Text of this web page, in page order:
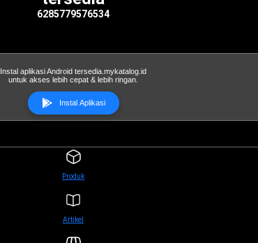
6285779576534
Instal aplikasi Android tersedia.mykatalog.id
untuk akses lebih cepat & lebih ringan.
Instal Aplikasi
Produk
Artikel